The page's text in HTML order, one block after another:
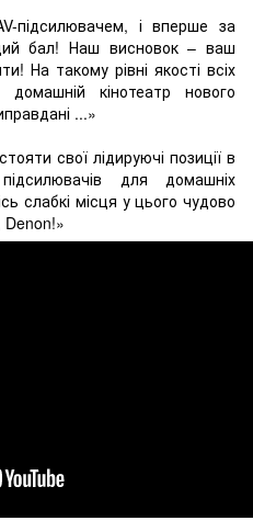
підсилювачем, і вперше за
бал! Наш висновок – ваш
На такому рівні якості всіх
домашній кінотеатр нового
...»
свої лідируючі позиції в
для домашніх
слабкі місця у цього чудово